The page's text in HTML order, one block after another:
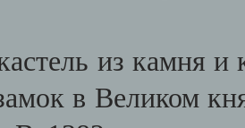
из камня
в Великом